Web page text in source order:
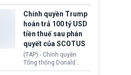
phạm quy định về an
toàn y tế.
Lisa Cook nói sẽ ủng hộ
tăng lãi suất nếu lạm
phát ở Hoa Kỳ không tiếp
tục giảm trong thời gian
tới.
Chính quyền Trump
hoàn trả 100 tỷ USD
tiền thuế sau phán
quyết của SCOTUS
(TAP) - Chính quyền
Tổng thống Donald
Trump đã hoàn trả